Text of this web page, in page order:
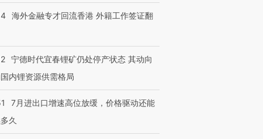
海外金融专才回流香港 外籍工作签证翻
宁德时代宜春锂矿仍处停产状态 其动向
内锂资源供需格局
7月进出口增速高位放缓，价格驱动还能
久